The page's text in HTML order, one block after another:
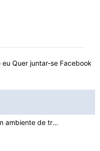
Quer juntar-se Facebook
Como fazer uma foto menor para um ambiente de trabalho